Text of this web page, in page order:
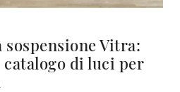
Vitra:
di luci per